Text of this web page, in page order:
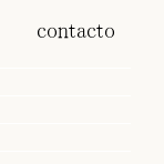
contacto